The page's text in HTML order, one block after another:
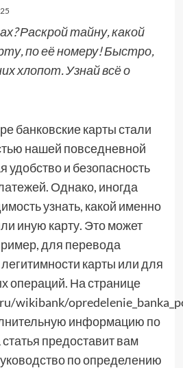
Раскрой тайну, какой
по её номеру! Быстро,
хлопот. Узнай всё о
банковские карты стали
нашей повседневной
удобство и безопасность
Однако, иногда
узнать, какой именно
иную карту. Это может
для перевода
карты или для
операций. На странице
wikibank/
информацию по
предоставит вам
по определению